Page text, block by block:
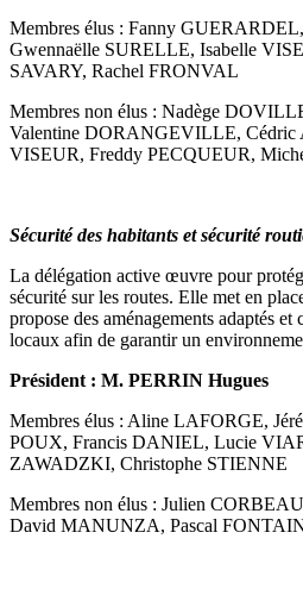
Membres élus : Fanny
Gwennaëlle SURELLE, Isabelle
SAVARY, Rachel FRONVAL
Membres non élus : Nadège
Valentine DORANGEVILLE, Cédric
VISEUR, Freddy PECQUEUR,
Sécurité des habitants et sécurité
La délégation active œuvre pour
sécurité sur les routes. Elle met en
propose des aménagements adaptés et
locaux afin de garantir un
Président : M. PERRIN Hugues
Membres élus : Aline LAFORGE,
POUX, Francis DANIEL, Lucie
ZAWADZKI, Christophe STIENNE
Membres non élus : Julien
David MANUNZA, Pascal